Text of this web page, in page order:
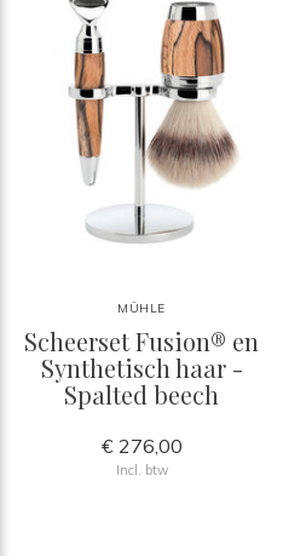
MÜHLE
Scheerset Fusion® en
Synthetisch haar -
Spalted beech
€ 276,00
Incl. btw